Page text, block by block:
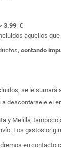
3.99 €
aquellos
contando
se le sumará
descontarsele el
y Melilla,
Los gastos
en